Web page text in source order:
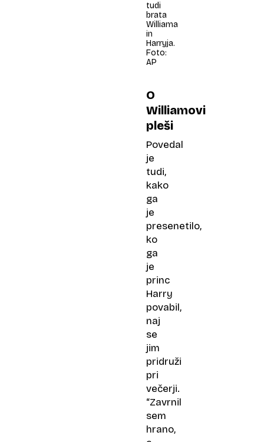
tudi
brata
Williama
in
Harryja.
Foto:
AP
O
Williamovi
pleši
Povedal
je
tudi,
kako
ga
je
presenetilo,
ko
ga
je
princ
Harry
povabil,
naj
se
jim
pridruži
pri
večerji.
“Zavrnil
sem
hrano,